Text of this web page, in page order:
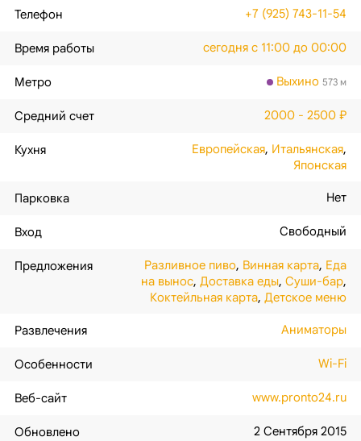
Телефон +7 (925) 743-11-54
Время работы сегодня с 11:00 до 00:00
Метро Выхино 573 м
Средний счет 2000 - 2500 ₽
Кухня Европейская, Итальянская,
Японская
Парковка Нет
Вход Свободный
Предложения Разливное пиво, Винная карта, Еда
на вынос,Доставка еды,Суши-бар,
Коктейльная карта,Детское меню
Развлечения Аниматоры
Особенности Wi-Fi
Веб-сайт www.pronto24.ru
Обновлено 2 Сентября 2015